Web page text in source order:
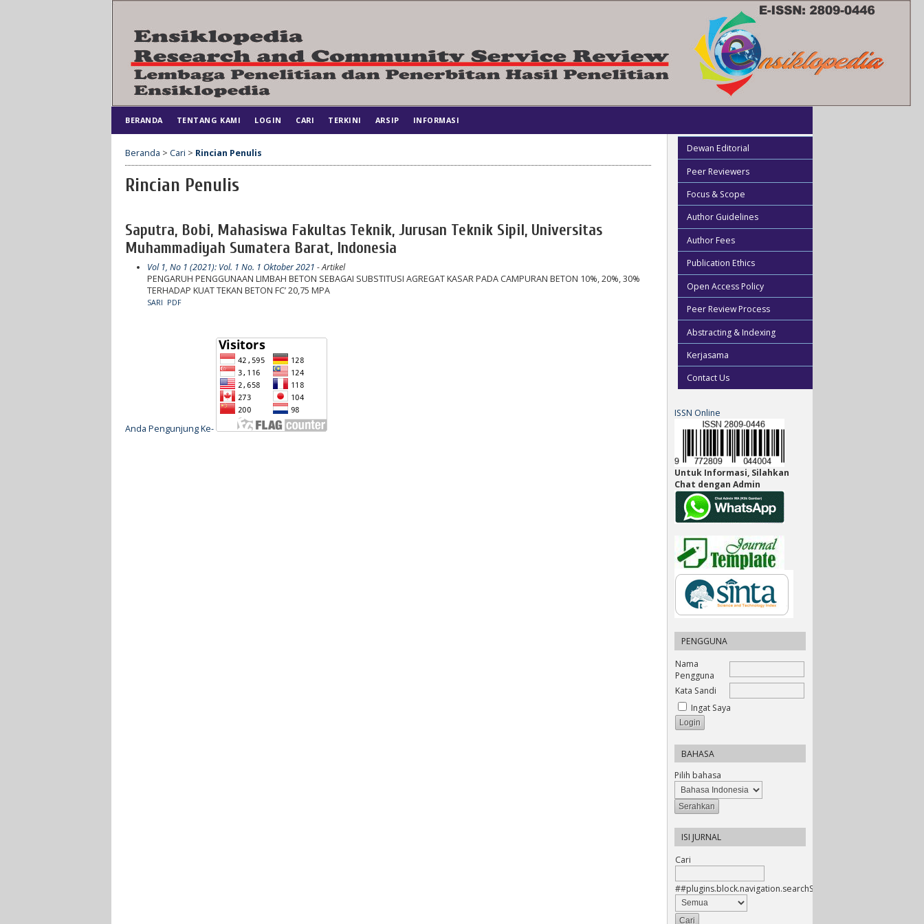
Dewan Editorial
Peer Reviewers
Focus & Scope
Author Guidelines
Author Fees
Publication Ethics
Open Access Policy
Peer Review Process
Abstracting & Indexing
Kerjasama
Contact Us
ISSN Online
Untuk Informasi, Silahkan
Chat dengan Admin
PENGGUNA
Nama
Pengguna
Kata Sandi
Ingat Saya
BAHASA
Pilih bahasa
ISI JURNAL
Cari
##plugins.block.navigation.searchScope##
BERANDA TENTANG KAMI LOGIN CARI TERKINI ARSIP INFORMASI
Beranda > Cari > Rincian Penulis
Rincian Penulis
Saputra, Bobi, Mahasiswa Fakultas Teknik, Jurusan Teknik Sipil, Universitas
Muhammadiyah Sumatera Barat, Indonesia
Vol 1, No 1 (2021): Vol. 1 No. 1 Oktober 2021 - Artikel
PENGARUH PENGGUNAAN LIMBAH BETON SEBAGAI SUBSTITUSI AGREGAT KASAR PADA CAMPURAN BETON 10%, 20%, 30%
TERHADAP KUAT TEKAN BETON FC’ 20,75 MPA
SARI PDF
Anda Pengunjung Ke-